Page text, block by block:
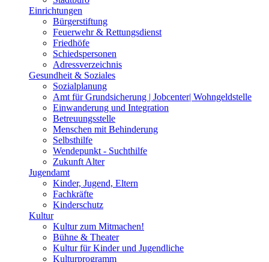
Einrichtungen
Bürgerstiftung
Feuerwehr & Rettungsdienst
Friedhöfe
Schiedspersonen
Adressverzeichnis
Gesundheit & Soziales
Sozialplanung
Amt für Grundsicherung | Jobcenter| Wohngeldstelle
Einwanderung und Integration
Betreuungsstelle
Menschen mit Behinderung
Selbsthilfe
Wendepunkt - Suchthilfe
Zukunft Alter
Jugendamt
Kinder, Jugend, Eltern
Fachkräfte
Kinderschutz
Kultur
Kultur zum Mitmachen!
Bühne & Theater
Kultur für Kinder und Jugendliche
Kulturprogramm